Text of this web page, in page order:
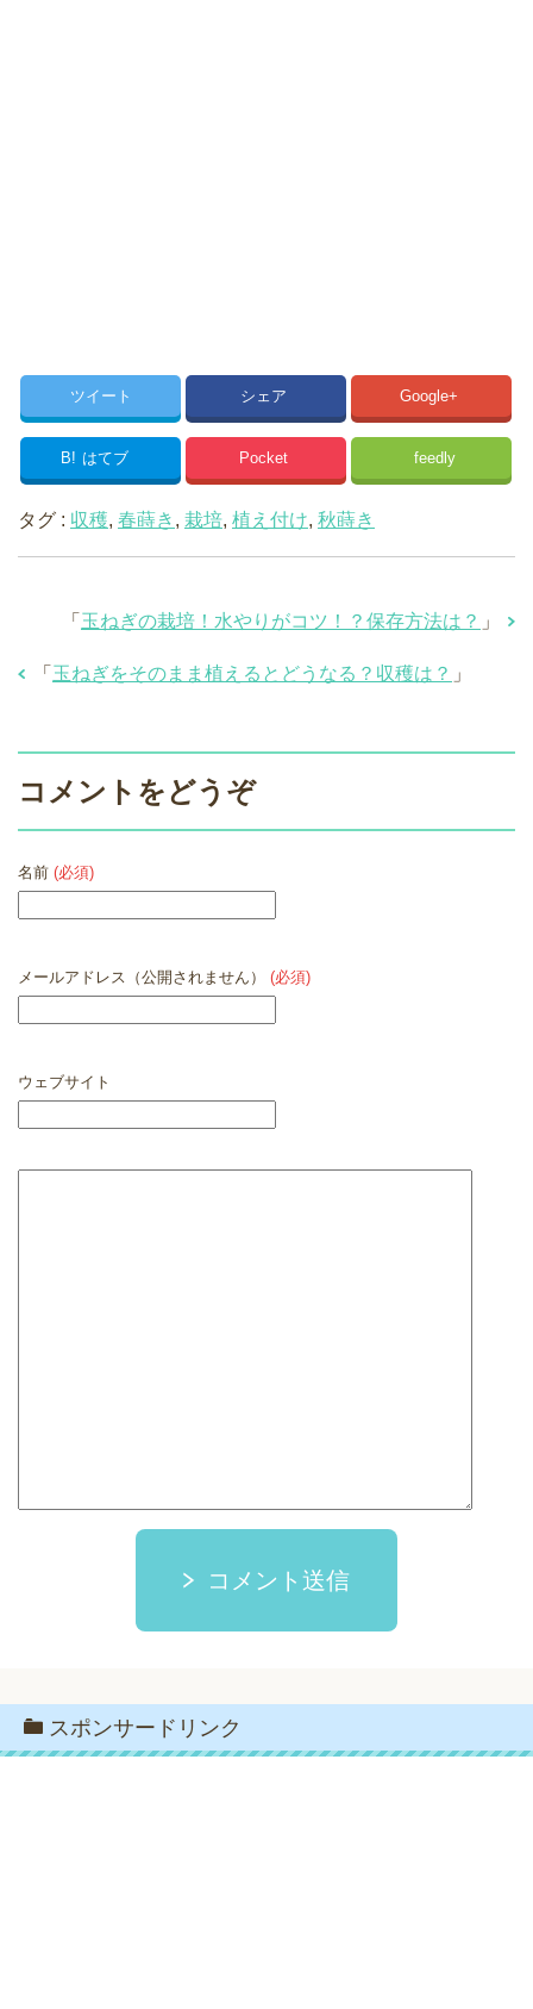
ツイート シェア Google+
B! はてブ Pocket feedly
タグ : 収穫, 春蒔き , 栽培, 植え付け, 秋蒔き
「 玉ねぎの栽培！水やりがコツ！？保存方法は？ 」
「 玉ねぎをそのまま植えるとどうなる？収穫は？ 」
コメントをどうぞ
名前 (必須)
メールアドレス（公開されません） (必須)
ウェブサイト
コメント送信
スポンサードリンク